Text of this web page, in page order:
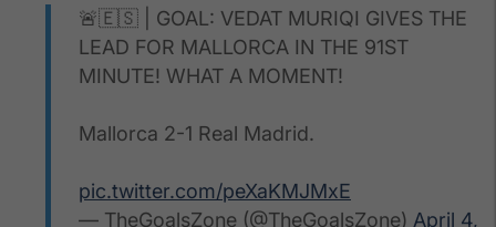
🚨🇪🇸 | GOAL: VEDAT MURIQI GIVES THE
LEAD FOR MALLORCA IN THE 91ST
MINUTE! WHAT A MOMENT!
Mallorca 2-1 Real Madrid.
pic.twitter.com/peXaKMJMxE
— TheGoalsZone (@TheGoalsZone) April 4,